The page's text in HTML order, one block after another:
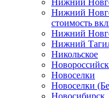
Нижний
Нижний
стоимость
Нижний
Нижний
Никольское
Новороссийск
Новоселки
Новоселки
Новосибирск